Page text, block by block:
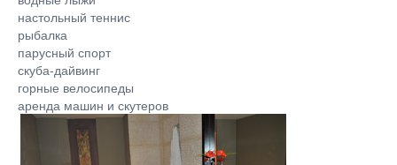
настольный теннис
рыбалка
парусный спорт
скуба-дайвинг
горные велосипеды
аренда машин и скутеров